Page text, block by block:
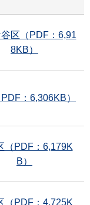
区（PDF：6,91
8KB）
：6,306KB）
（PDF：6,179K
B）
（PDF：4,725K